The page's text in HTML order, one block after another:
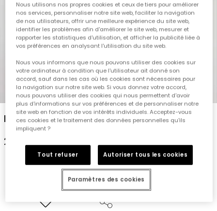
1 2 3 4 5
Pantalon fille bleu marine
29,95 €
Nous utilisons nos propres cookies et ceux de tiers pour améliorer
nos services, personnaliser notre site web, faciliter la navigation
de nos utilisateurs, offrir une meilleure expérience du site web,
identifier les problèmes afin d'améliorer le site web, mesurer et
rapporter les statistiques d'utilisation, et afficher la publicité liée à
vos préférences en analysant l'utilisation du site web.
Nous vous informons que nous pouvons utiliser des cookies sur
votre ordinateur à condition que l'utilisateur ait donné son
accord, sauf dans les cas où les cookies sont nécessaires pour
la navigation sur notre site web. Si vous donnez votre accord,
nous pouvons utiliser des cookies qui nous permettent d'avoir
plus d'informations sur vos préférences et de personnaliser notre
site web en fonction de vos intérêts individuels. Acceptez-vous
ces cookies et le traitement des données personnelles qu'ils
impliquent ?
Tout refuser Autoriser tous les cookies
Paramètres des cookies